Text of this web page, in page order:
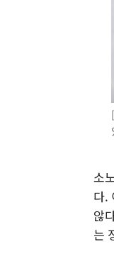
소
다.
않
는